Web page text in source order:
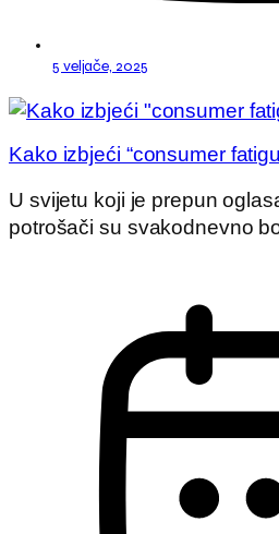
5 veljače, 2025
Kako izbjeći “consumer
U svijetu koji je prepun
potrošači su svakodnevno